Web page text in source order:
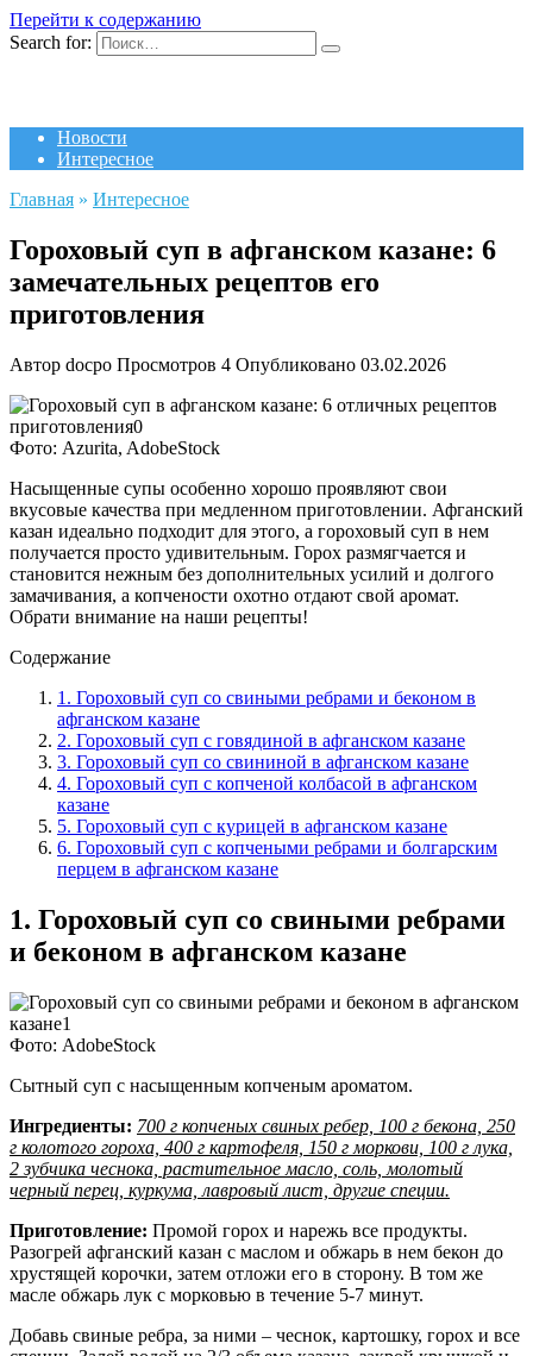
Перейти к содержанию
Search for:
Новости
Интересное
Главная » Интересное
Гороховый суп в афганском казане: 6
замечательных рецептов его
приготовления
Автор docpo Просмотров 4 Опубликовано 03.02.2026
Фото: Azurita, AdobeStock
Насыщенные супы особенно хорошо проявляют свои
вкусовые качества при медленном приготовлении. Афганский
казан идеально подходит для этого, а гороховый суп в нем
получается просто удивительным. Горох размягчается и
становится нежным без дополнительных усилий и долгого
замачивания, а копчености охотно отдают свой аромат.
Обрати внимание на наши рецепты!
Содержание
1. Гороховый суп со свиными ребрами и беконом в
афганском казане
2. Гороховый суп с говядиной в афганском казане
3. Гороховый суп со свининой в афганском казане
4. Гороховый суп с копченой колбасой в афганском
казане
5. Гороховый суп с курицей в афганском казане
6. Гороховый суп с копчеными ребрами и болгарским
перцем в афганском казане
1. Гороховый суп со свиными ребрами
и беконом в афганском казане
Фото: AdobeStock
Сытный суп с насыщенным копченым ароматом.
Ингредиенты: 700 г копченых свиных ребер, 100 г бекона, 250
г колотого гороха, 400 г картофеля, 150 г моркови, 100 г лука,
2 зубчика чеснока, растительное масло, соль, молотый
черный перец, куркума, лавровый лист, другие специи.
Приготовление: Промой горох и нарежь все продукты.
Разогрей афганский казан с маслом и обжарь в нем бекон до
хрустящей корочки, затем отложи его в сторону. В том же
масле обжарь лук с морковью в течение 5-7 минут.
Добавь свиные ребра, за ними – чеснок, картошку, горох и все